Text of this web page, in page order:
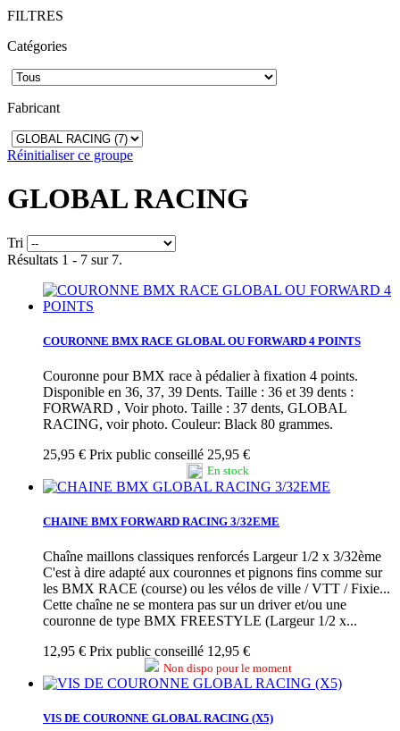
FILTRES
Catégories
Fabricant
Réinitialiser ce groupe
GLOBAL RACING
Tri
Résultats 1 - 7 sur 7.
COURONNE BMX RACE GLOBAL OU FORWARD 4 POINTS
Couronne pour BMX race à pédalier à fixation 4 points.
Disponible en 36, 37, 39 Dents. Taille : 36 et 39 dents :
FORWARD , Voir photo. Taille : 37 dents, GLOBAL
RACING, voir photo. Couleur: Black 80 grammes.
25,95 € Prix public conseillé 25,95 €
En stock
CHAINE BMX FORWARD RACING 3/32EME
Chaîne maillons classiques renforcés Largeur 1/2 x 3/32ème
C'est à dire adapté aux couronnes et pignons fins comme sur
les BMX RACE (course) ou les vélos de ville / VTT / Fixie...
Cette chaîne ne se montera pas sur un driver et/ou une
couronne de type BMX FREESTYLE (Largeur 1/2 x...
12,95 € Prix public conseillé 12,95 €
Non dispo pour le moment
VIS DE COURONNE GLOBAL RACING (X5)